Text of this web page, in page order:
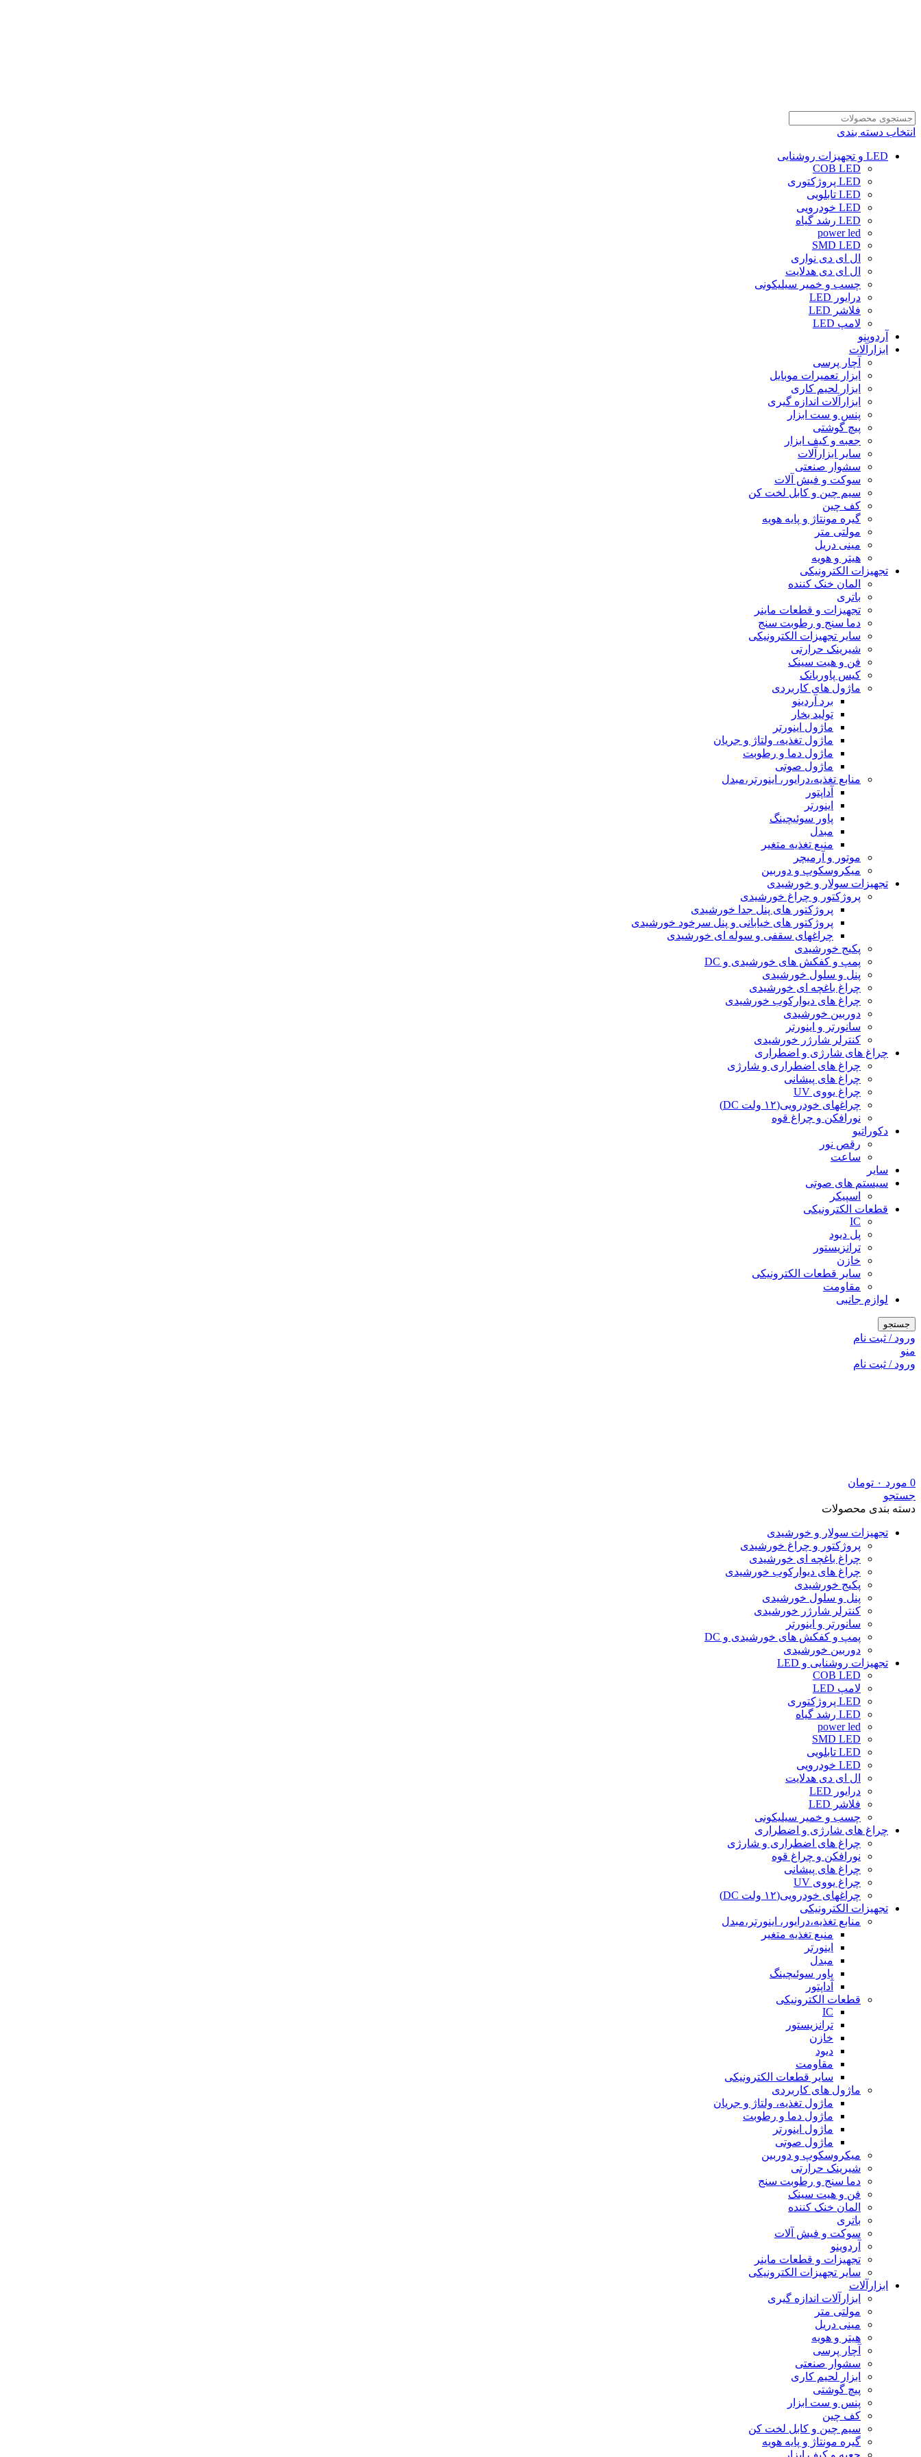
انتخاب دسته بندی
LED و تجهیزات روشنایی
COB LED
LED پروژکتوری
LED تابلویی
LED خودرویی
LED رشد گیاه
power led
SMD LED
ال ای دی نواری
ال ای دی هدلایت
چسب و خمیر سیلیکونی
درایور LED
فلاشر LED
لامپ LED
آردوینو
ابزارآلات
آچار پرسی
ابزار تعمیرات موبایل
ابزار لحیم کاری
ابزارآلات اندازه گیری
پنس و ست ابزار
پیچ گوشتی
جعبه و کیف ابزار
سایر ابزارآلات
سشوار صنعتی
سوکت و فیش آلات
سیم چین و کابل لخت کن
کف چین
گیره مونتاژ و پایه هویه
مولتی متر
مینی دریل
هیتر و هویه
تجهیزات الکترونیکی
المان خنک کننده
باتری
تجهیزات و قطعات ماینر
دما سنج و رطوبت سنج
سایر تجهیزات الکترونیکی
شیرینک حرارتی
فن و هیت سینک
کیس پاوربانک
ماژول های کاربردی
برد آردینو
تولید بخار
ماژول اینورتر
ماژول تغذیه، ولتاژ و جریان
ماژول دما و رطوبت
ماژول صوتی
منابع تغذیه،درایور، اینورتر،مبدل
آداپتور
اینورتر
پاور سوئیچینگ
مبدل
منبع تغذیه متغیر
موتور و آرمیچر
میکروسکوپ و دوربین
تجهیزات سولار و خورشیدی
پروژکتور و چراغ خورشیدی
پروژکتور های پنل جدا خورشیدی
پروژکتور های خیابانی و پنل سرخود خورشیدی
چراغهای سقفی و سوله ای خورشیدی
پکیج خورشیدی
پمپ و کفکش های خورشیدی و DC
پنل و سلول خورشیدی
چراغ باغچه ای خورشیدی
چراغ های دیوارکوب خورشیدی
دوربین خورشیدی
سانورتر و اینورتر
کنترلر شارژر خورشیدی
چراغ های شارژی و اضطراری
چراغ های اضطراری و شارژی
چراغ های پیشانی
چراغ یووی UV
چراغهای خودرویی(۱۲ ولت DC)
نورافکن و چراغ قوه
دکوراتیو
رقص نور
ساعت
سایر
سیستم های صوتی
اسپیکر
قطعات الکترونیکی
IC
پل دیود
ترانزیستور
خازن
سایر قطعات الکترونیکی
مقاومت
لوازم جانبی
جستجو
ورود / ثبت نام
منو
ورود / ثبت نام
0 مورد ۰ تومان
جستجو
دسته بندی محصولات
تجهیزات سولار و خورشیدی
پروژکتور و چراغ خورشیدی
چراغ باغچه ای خورشیدی
چراغ های دیوارکوب خورشیدی
پکیج خورشیدی
پنل و سلول خورشیدی
کنترلر شارژر خورشیدی
سانورتر و اینورتر
پمپ و کفکش های خورشیدی و DC
دوربین خورشیدی
تجهیزات روشنایی و LED
COB LED
لامپ LED
LED پروژکتوری
LED رشد گیاه
power led
SMD LED
LED تابلویی
LED خودرویی
ال ای دی هدلایت
درایور LED
فلاشر LED
چسب و خمیر سیلیکونی
چراغ های شارژی و اضطراری
چراغ های اضطراری و شارژی
نورافکن و چراغ قوه
چراغ های پیشانی
چراغ یووی UV
چراغهای خودرویی(۱۲ ولت DC)
تجهیزات الکترونیکی
منابع تغذیه،درایور، اینورتر،مبدل
منبع تغذیه متغیر
اینورتر
مبدل
پاور سوئیچینگ
آداپتور
قطعات الکترونیکی
IC
ترانزیستور
خازن
دیود
مقاومت
سایر قطعات الکترونیکی
ماژول های کاربردی
ماژول تغذیه، ولتاژ و جریان
ماژول دما و رطوبت
ماژول اینورتر
ماژول صوتی
میکروسکوپ و دوربین
شیرینک حرارتی
دما سنج و رطوبت سنج
فن و هیت سینک
المان خنک کننده
باتری
سوکت و فیش آلات
آردوینو
تجهیزات و قطعات ماینر
سایر تجهیزات الکترونیکی
ابزارآلات
ابزارآلات اندازه گیری
مولتی متر
مینی دریل
هیتر و هویه
آچار پرسی
سشوار صنعتی
ابزار لحیم کاری
پیچ گوشتی
پنس و ست ابزار
کف چین
سیم چین و کابل لخت کن
گیره مونتاژ و پایه هویه
جعبه و کیف ابزار